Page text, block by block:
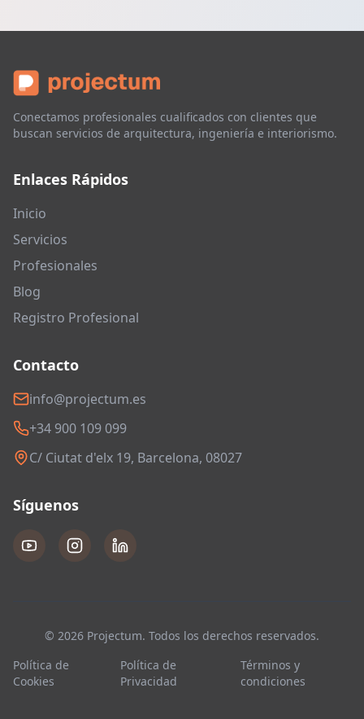
Conectamos profesionales cualificados con clientes que
buscan servicios de arquitectura, ingeniería e interiorismo.
Enlaces Rápidos
Inicio
Servicios
Profesionales
Blog
Registro Profesional
Contacto
info@projectum.es
+34 900 109 099
C/ Ciutat d'elx 19, Barcelona, 08027
Síguenos
© 2026 Projectum. Todos los derechos reservados.
Política de
Cookies
Política de
Privacidad
Términos y
condiciones